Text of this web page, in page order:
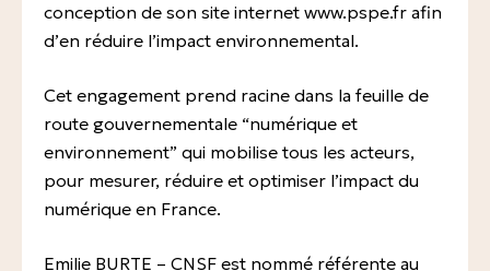
grossesse
Préparation à la naissance et à la parentalité
Suivi du post-partum/nourrisson immédiat en
maternité
Suivi du post-partum/nourrisson à domicile
Entretien post-natal précoce
Suivi post-natal
conception de son site internet www.pspe.fr afin
d’en réduire l’impact environnemental.
Cet engagement prend racine dans la feuille de
route gouvernementale “numérique et
environnement” qui mobilise tous les acteurs,
pour mesurer, réduire et optimiser l’impact du
numérique en France.
Emilie BURTE – CNSF est nommé référente au